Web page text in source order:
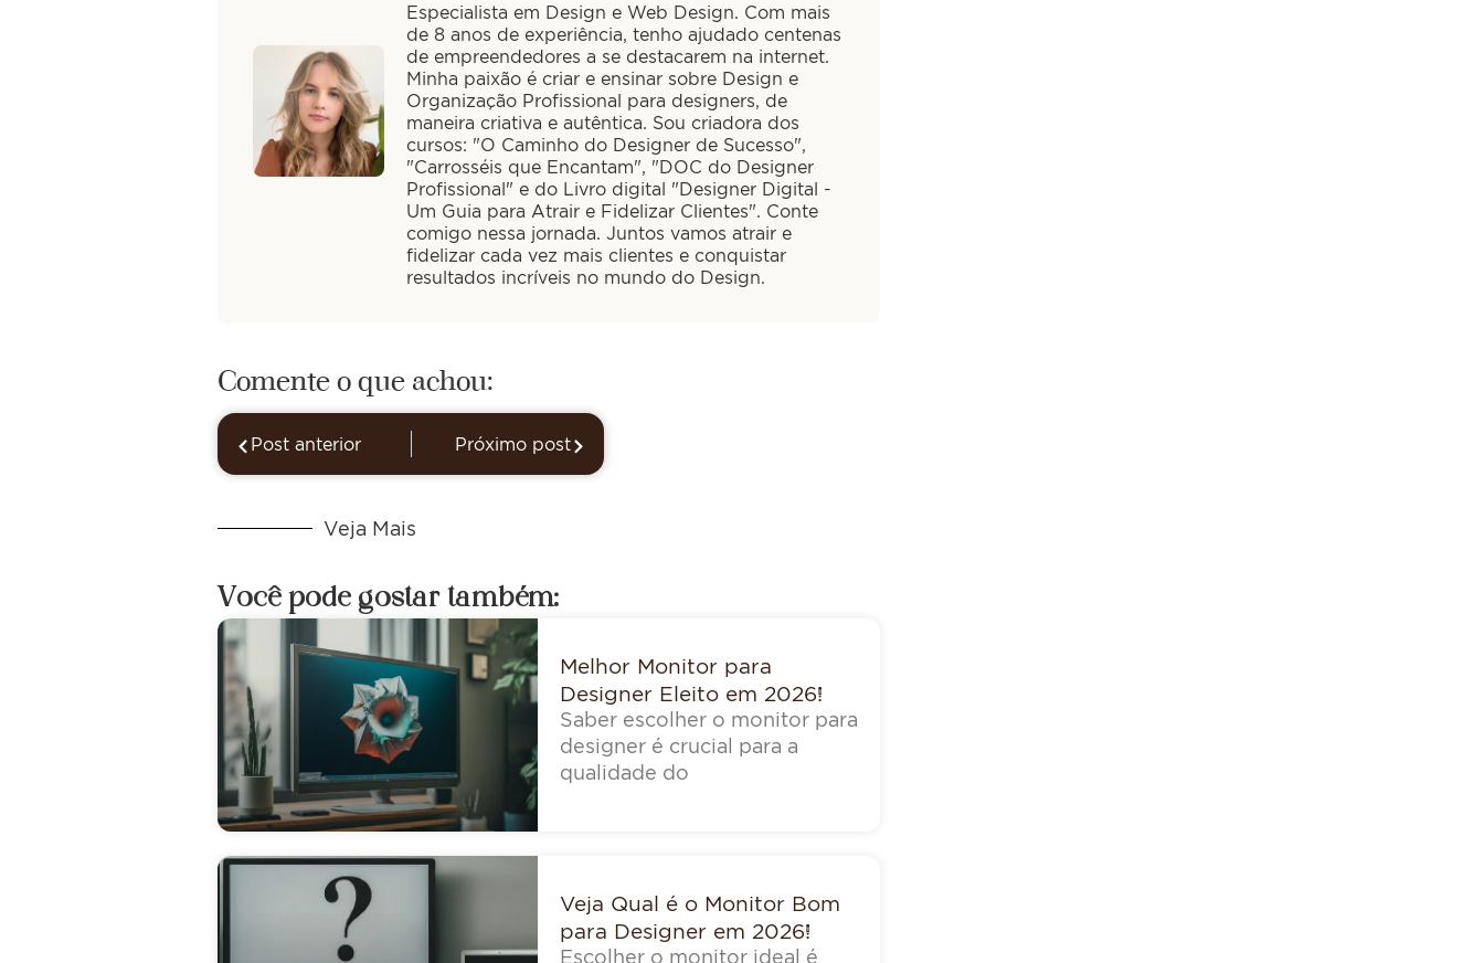
Especialista em Design e Web Design. Com mais
de 8 anos de experiência, tenho ajudado centenas
de empreendedores a se destacarem na internet.
Minha paixão é criar e ensinar sobre Design e
Organização Profissional para designers, de
maneira criativa e autêntica. Sou criadora dos
cursos: "O Caminho do Designer de Sucesso",
"Carrosséis que Encantam", "DOC do Designer
Profissional" e do Livro digital "Designer Digital -
Um Guia para Atrair e Fidelizar Clientes". Conte
comigo nessa jornada. Juntos vamos atrair e
fidelizar cada vez mais clientes e conquistar
resultados incríveis no mundo do Design.
Comente o que achou:
Post anterior Próximo post
Veja Mais
Você pode gostar também:
Melhor Monitor para
Designer Eleito em 2026!
Saber escolher o monitor para
designer é crucial para a
qualidade do
Veja Qual é o Monitor Bom
para Designer em 2026!
Escolher o monitor ideal é